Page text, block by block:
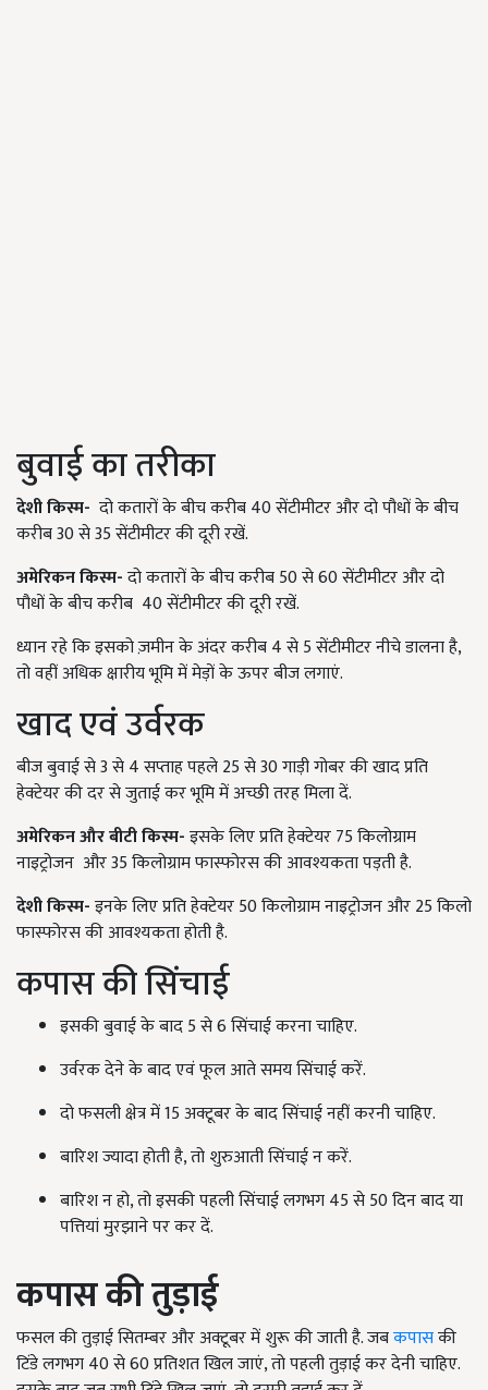
बुवाई का तरीका
देशी किस्म- दो कतारों के बीच करीब 40 सेंटीमीटर और दो पौधों के बीच
करीब 30 से 35 सेंटीमीटर की दूरी रखें.
अमेरिकन किस्म-दो कतारों के बीच करीब 50 से 60 सेंटीमीटर और दो
पौधों के बीच करीब 40 सेंटीमीटर की दूरी रखें.
ध्यान रहे कि इसको ज़मीन के अंदर करीब 4 से 5 सेंटीमीटर नीचे डालना है,
तो वहीं अधिक क्षारीय भूमि में मेड़ों के ऊपर बीज लगाएं.
खाद एवं उर्वरक
बीज बुवाई से 3 से 4 सप्ताह पहले 25 से 30 गाड़ी गोबर की खाद प्रति
हेक्टेयर की दर से जुताई कर भूमि में अच्छी तरह मिला दें.
अमेरिकन और बीटी किस्म-इसके लिए प्रति हेक्टेयर 75 किलोग्राम
नाइट्रोजन और 35 किलोग्राम फास्फोरस की आवश्यकता पड़ती है.
देशी किस्म-इनके लिए प्रति हेक्टेयर 50 किलोग्राम नाइट्रोजन और 25 किलो
फास्फोरस की आवश्यकता होती है.
कपास की सिंचाई
इसकी बुवाई के बाद 5 से 6 सिंचाई करना चाहिए.
उर्वरक देने के बाद एवं फूल आते समय सिंचाई करें.
दो फसली क्षेत्र में 15 अक्टूबर के बाद सिंचाई नहीं करनी चाहिए.
बारिश ज्यादा होती है, तो शुरुआती सिंचाई न करें.
बारिश न हो, तो इसकी पहली सिंचाई लगभग 45 से 50 दिन बाद या
पत्तियां मुरझाने पर कर दें.
कपास की तुड़ाई
फसल की तुड़ाई सितम्बर और अक्टूबर में शुरू की जाती है. जबकपासकी
टिंडे लगभग 40 से 60 प्रतिशत खिल जाएं, तो पहली तुड़ाई कर देनी चाहिए.